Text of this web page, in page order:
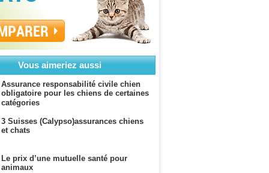
Vous aimeriez aussi
Assurance responsabilité civile chien
obligatoire pour les chiens de certaines
catégories
3 Suisses (Calypso)assurances chiens
et chats
Le prix d’une mutuelle santé pour
animaux